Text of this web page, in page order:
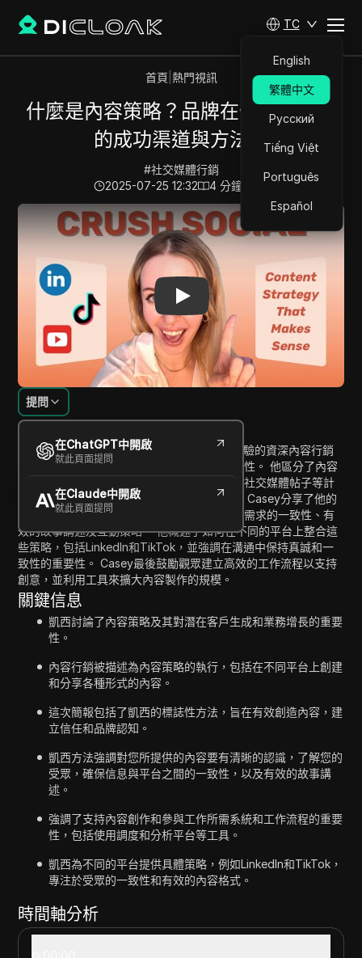
TC
English
繁體中文
Русский
Tiếng Việt
Português
Español
首頁 熱門視訊
什麼是內容策略？品牌在任何平台上
的成功渠道與方法論
#社交媒體行銷
2025-07-25 12:32
4 分鐘 閱讀
Play Video:什麼是內容策略？品牌在任何平台上的成功渠
內容介紹
提問
在ChatGPT中開啟
就此頁面提問
在Claude中開啟
就此頁面提問
在這段視頻中，Casey是一位擁有超過七年經驗的資深內容行銷
專家，他討論了內容策略在數位行銷中的重要性。 他區分了內容
行銷和內容策略，強調前者涉及博客、播客和社交媒體帖子等計
劃的執行，而後者則是這些行動背後的用心。 Casey分享了他的
標誌性方法，包括對產品的清晰了解、與受眾需求的一致性、有
效的故事講述及互動策略。 他概述了如何在不同的平台上整合這
些策略，包括LinkedIn和TikTok，並強調在溝通中保持真誠和一
致性的重要性。 Casey最後鼓勵觀眾建立高效的工作流程以支持
創意，並利用工具來擴大內容製作的規模。
關鍵信息
凱西討論了內容策略及其對潛在客戶生成和業務增長的重要
性。
內容行銷被描述為內容策略的執行，包括在不同平台上創建
和分享各種形式的內容。
這次簡報包括了凱西的標誌性方法，旨在有效創造內容，建
立信任和品牌認知。
凱西方法強調對您所提供的內容要有清晰的認識，了解您的
受眾，確保信息與平台之間的一致性，以及有效的故事講
述。
強調了支持內容創作和參與工作所需系統和工作流程的重要
性，包括使用調度和分析平台等工具。
凱西為不同的平台提供具體策略，例如LinkedIn和TikTok，
專注於受眾的一致性和有效的內容格式。
時間軸分析